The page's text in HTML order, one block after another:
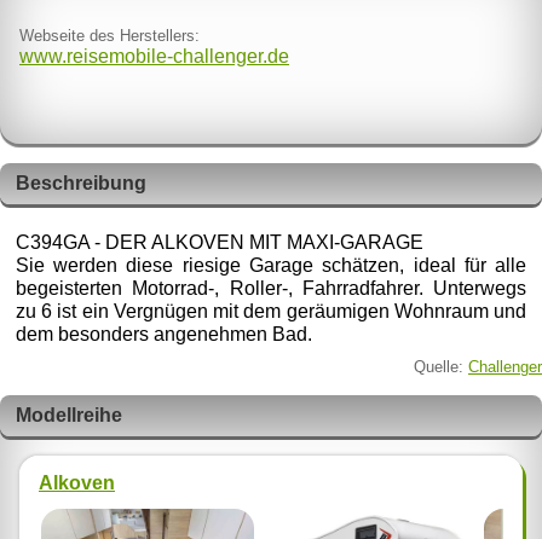
Webseite des Herstellers:
www.reisemobile-challenger.de
Beschreibung
C394GA - DER ALKOVEN MIT MAXI-GARAGE
Sie werden diese riesige Garage schätzen, ideal für alle
begeisterten Motorrad-, Roller-, Fahrradfahrer. Unterwegs
zu 6 ist ein Vergnügen mit dem geräumigen Wohnraum und
dem besonders angenehmen Bad.
Quelle: Challenger
Modellreihe
Alkoven